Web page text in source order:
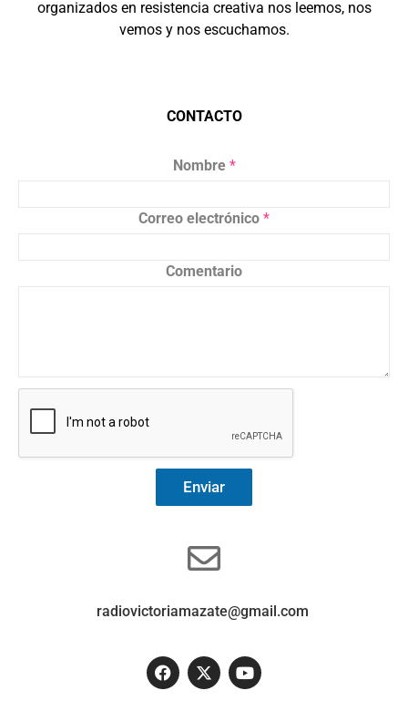
organizados en resistencia creativa nos leemos, nos
vemos y nos escuchamos.
CONTACTO
Nombre *
Correo electrónico *
Comentario
Enviar
radiovictoriamazate@gmail.com